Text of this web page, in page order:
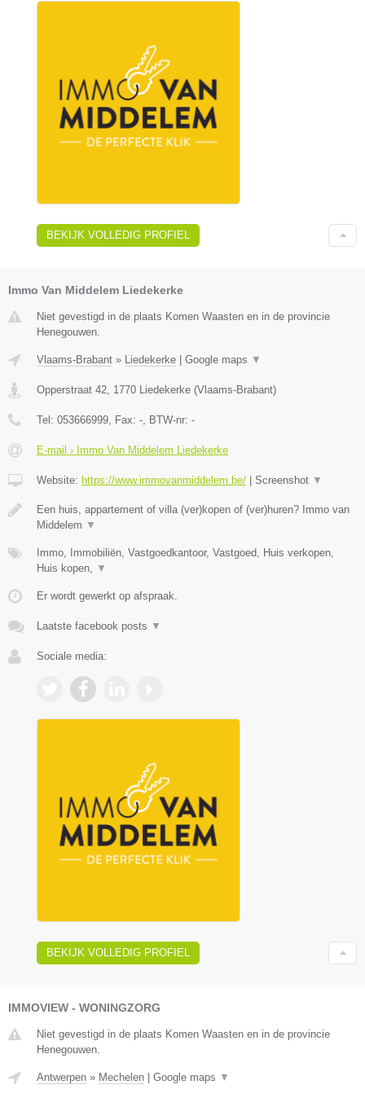
BEKIJK VOLLEDIG PROFIEL
Immo Van Middelem Liedekerke
Niet gevestigd in de plaats Komen Waasten en in de provincie
Henegouwen.
Vlaams-Brabant » Liedekerke Google maps ▼
Opperstraat 42 1770 Liedekerke (Vlaams-Brabant)
Tel: 053666999 , Fax: - , BTW-nr: -
E-mail › Immo Van Middelem Liedekerke
Website: https://www.immovanmiddelem.be/ Screenshot ▼
Een huis, appartement of villa (ver)kopen of (ver)huren? Immo van
Middelem ▼
Immo, Immobiliën, Vastgoedkantoor, Vastgoed, Huis verkopen,
Huis kopen,
▼
Er wordt gewerkt op afspraak.
Laatste facebook posts ▼
Sociale media:
BEKIJK VOLLEDIG PROFIEL
IMMOVIEW - WONINGZORG
Niet gevestigd in de plaats Komen Waasten en in de provincie
Henegouwen.
Antwerpen » Mechelen Google maps ▼